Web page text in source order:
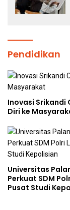
Pendidikan
Inovasi Srikandi
Diri ke
Universitas
Perkuat SDM
Pusat Studi